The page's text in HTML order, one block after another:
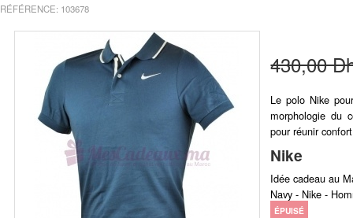
RÉFÉRENCE: 103678
430,00
Le polo Nike
morphologie du
pour réunir
Nike
Idée cadeau au
Navy - Nike -
ÉPUISÉ